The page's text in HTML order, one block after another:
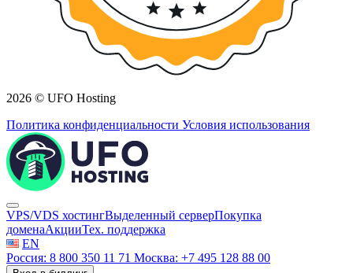
2026 © UFO Hosting
Политика конфиденциальности Условия использования
VPS/VDS хостингВыделенный серверПокупка
доменаАкцииТех. поддержка
EN
Россия: 8 800 350 11 71 Москва: +7 495 128 88 00